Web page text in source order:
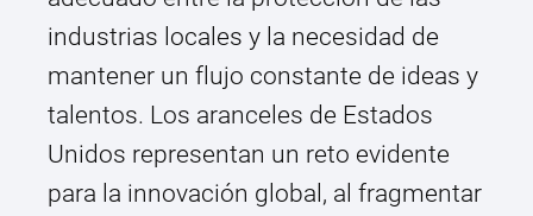
industrias locales y la necesidad de
mantener un flujo constante de ideas y
talentos. Los aranceles de Estados
Unidos representan un reto evidente
para la innovación global, al fragmentar